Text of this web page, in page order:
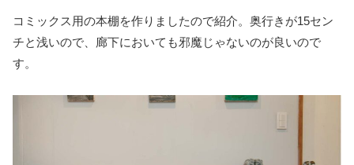
コミックス用の本棚を作りましたので紹介。奥行きが15セン
チと浅いので、廊下においても邪魔じゃないのが良いので
す。